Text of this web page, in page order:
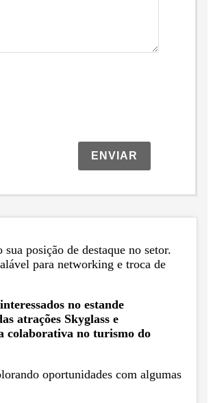
ENVIAR
posição de destaque no setor.
para networking e troca de
no estande
atrações Skyglass e
colaborativa no turismo do
oportunidades com algumas